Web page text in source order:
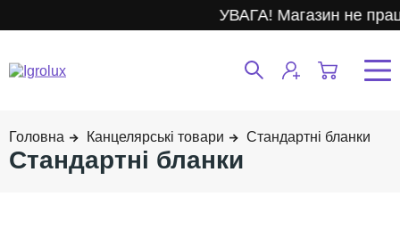
УВАГА! Магазин не
Канцелярські товари Стандартні бланки
Стандартні бланки